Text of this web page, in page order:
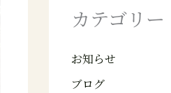
カテゴリー
お知らせ
ブログ